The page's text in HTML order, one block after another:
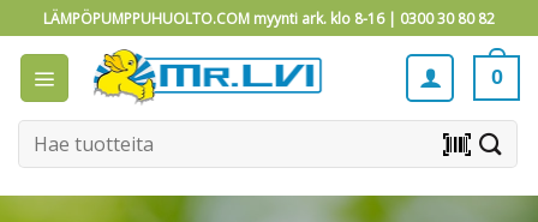
to
content
LÄMPÖPUMPPUHUOLTO.COM myynti ark. klo 8-16 | 0300 30 80 82
0
Etsi: barcode_scanner